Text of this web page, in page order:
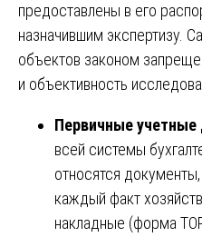
предоставлены в его
назначившим экспертизу.
объектов законом
и объективность
Первичные
всей системы
относятся
каждый факт
накладные (форма